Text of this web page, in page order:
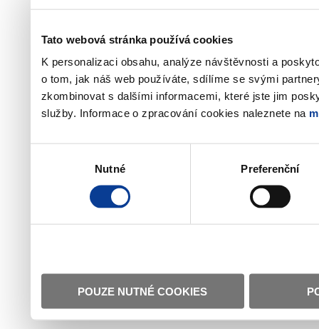
Tato webová stránka používá cookies
K personalizaci obsahu, analýze návštěvnosti a
o tom, jak náš web používáte, sdílíme se svými
zkombinovat s dalšími informacemi, které jste jim
služby. Informace o zpracování cookies naleznete na
Nutné Preferenční
POUZE NUTNÉ COOKIES